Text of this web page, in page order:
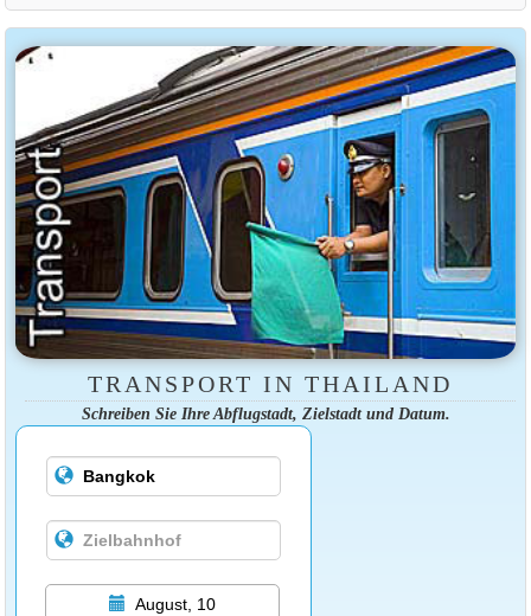
TRANSPORT IN THAILAND
Schreiben Sie Ihre Abflugstadt, Zielstadt und Datum.
August, 10